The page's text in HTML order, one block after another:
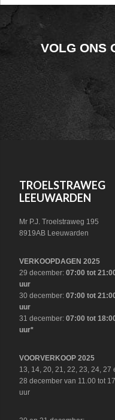
FOOTER
WIDGET
HEADER
SOCIAL
VOLG ONS
TROELSTRAWEG
LEEUWARDEN
Mr P.J. Troelstraweg 195
8919AB Leeuwarden
VERKOOPDAGEN 2025
29 december:07:00 tot
uur
30 december:07:00 tot
uur
31 december:07:00 tot
uur*
VOORVERKOOP 2025
13, 14, 20, 21, 22, 23, 24, 27
28 december van 11.00 tot
uur